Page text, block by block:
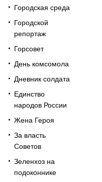
Городская среда
Городской
репортаж
Горсовет
День комсомола
Дневник солдата
Единство
народов России
Жена Героя
За власть
Советов
Зеленхоз на
подоконнике